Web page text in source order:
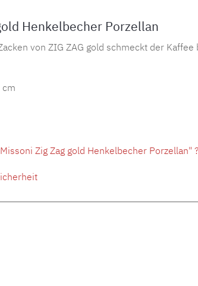
Henkelbecher Porzellan
von ZIG ZAG gold schmeckt der Kaffee
Zig Zag gold Henkelbecher Porzellan" ?